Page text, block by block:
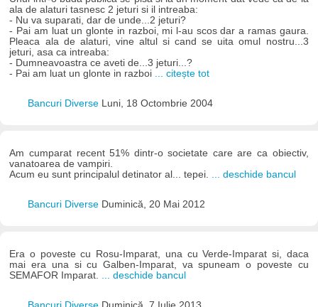
ala de alaturi tasnesc 2 jeturi si il intreaba:
- Nu va suparati, dar de unde...2 jeturi?
- Pai am luat un glonte in razboi, mi l-au scos dar a ramas gaura.
Pleaca ala de alaturi, vine altul si cand se uita omul nostru...3
jeturi, asa ca intreaba:
- Dumneavoastra ce aveti de...3 jeturi...?
- Pai am luat un glonte in razboi ... citește tot
Bancuri Diverse Luni, 18 Octombrie 2004
Am cumparat recent 51% dintr-o societate care are ca obiectiv,
vanatoarea de vampiri.
Acum eu sunt principalul detinator al... tepei.
... deschide bancul
Bancuri Diverse Duminică, 20 Mai 2012
Era o poveste cu Rosu-Imparat, una cu Verde-Imparat si, daca
mai era una si cu Galben-Imparat, va spuneam o poveste cu
SEMAFOR Imparat.
... deschide bancul